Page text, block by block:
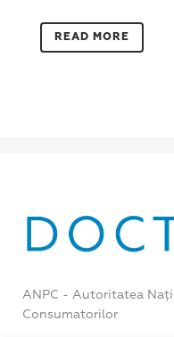
READ MORE
ANPC - Autoritatea
Consumatorilor